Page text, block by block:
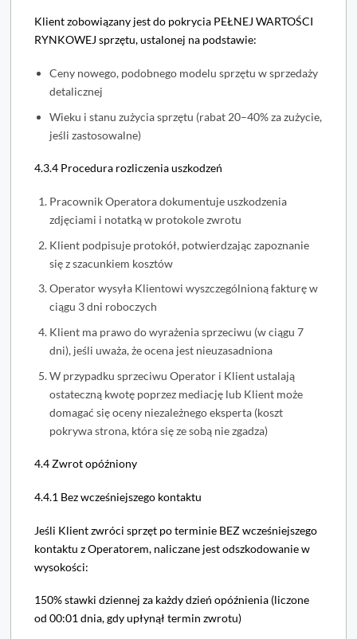
Klient zobowiązany jest do pokrycia PEŁNEJ WARTOŚCI
RYNKOWEJ sprzętu, ustalonej na podstawie:
Ceny nowego, podobnego modelu sprzętu w sprzedaży
detalicznej
Wieku i stanu zużycia sprzętu (rabat 20–40% za zużycie,
jeśli zastosowalne)
4.3.4 Procedura rozliczenia uszkodzeń
Pracownik Operatora dokumentuje uszkodzenia
zdjęciami i notatką w protokole zwrotu
Klient podpisuje protokół, potwierdzając zapoznanie
się z szacunkiem kosztów
Operator wysyła Klientowi wyszczególnioną fakturę w
ciągu 3 dni roboczych
Klient ma prawo do wyrażenia sprzeciwu (w ciągu 7
dni), jeśli uważa, że ocena jest nieuzasadniona
W przypadku sprzeciwu Operator i Klient ustalają
ostateczną kwotę poprzez mediację lub Klient może
domagać się oceny niezależnego eksperta (koszt
pokrywa strona, która się ze sobą nie zgadza)
4.4 Zwrot opóźniony
4.4.1 Bez wcześniejszego kontaktu
Jeśli Klient zwróci sprzęt po terminie BEZ wcześniejszego
kontaktu z Operatorem, naliczane jest odszkodowanie w
wysokości:
150% stawki dziennej za każdy dzień opóźnienia (liczone
od 00:01 dnia, gdy upłynął termin zwrotu)